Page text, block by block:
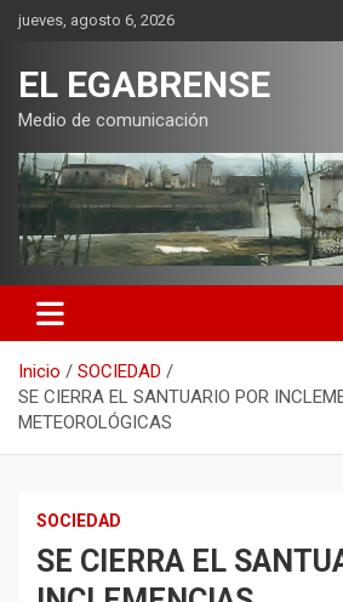
Saltarjueves, agosto 6, 2026
EL EGABRENSE
Medio de comunicación
Inicio
SOCIEDAD
SE CIERRA EL SANTUARIO POR
METEOROLÓGICAS
SOCIEDAD
SE CIERRA EL